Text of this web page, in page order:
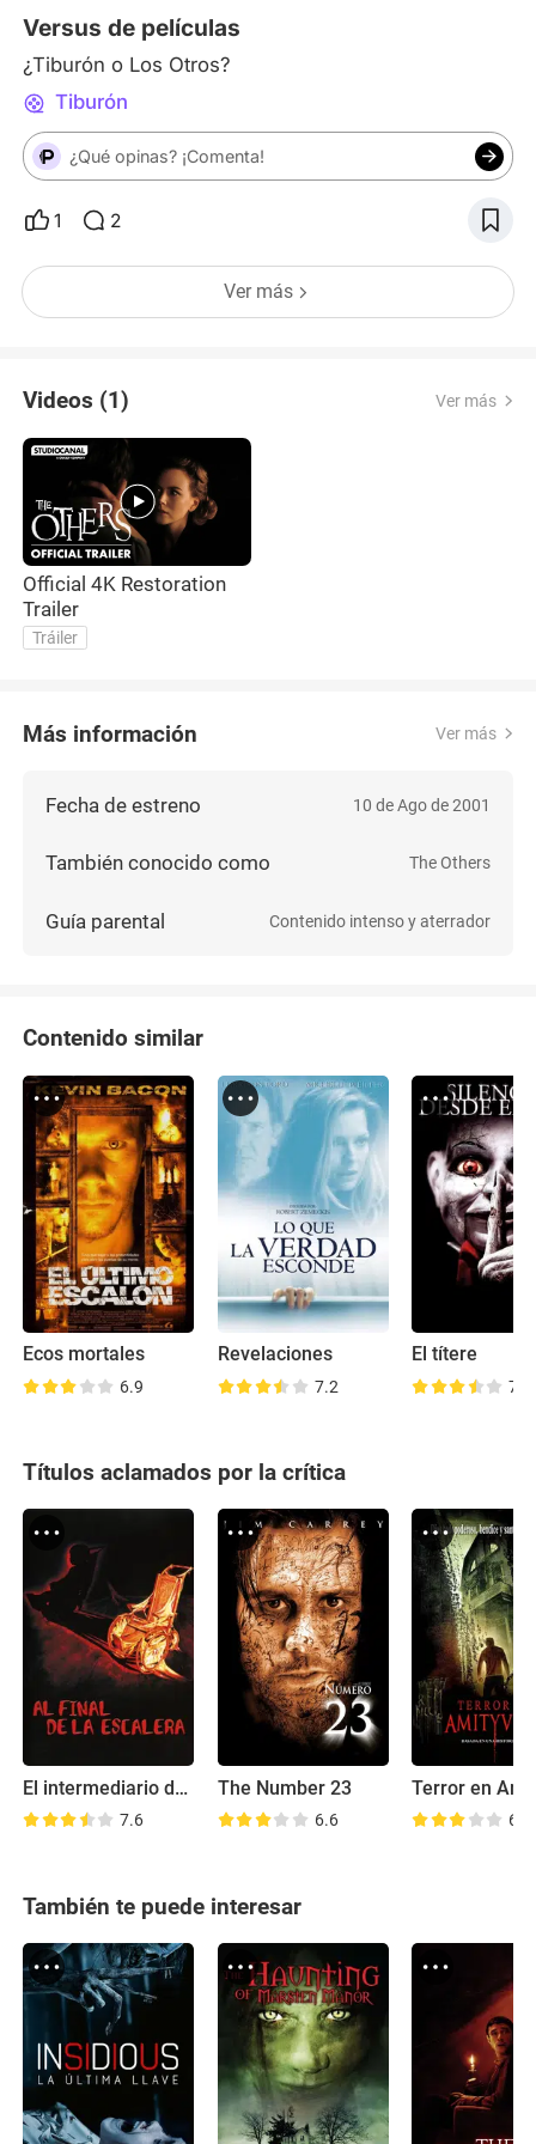
Versus de películas
¿Tiburón o Los Otros?
Tiburón
¿Qué opinas? ¡Comenta!
1 2
Ver más
Videos (1) Ver más
Official 4K Restoration
Trailer
Tráiler
Más información Ver más
Fecha de estreno 10 de Ago de 2001
También conocido como The Others
Guía parental Contenido intenso y aterrador
Contenido similar
Ecos mortales
6.9
Revelaciones
7.2
El títere
7.1
Títulos aclamados por la crítica
El intermediario del diablo
7.6
The Number 23
6.6
Terror en
6.6
También te puede interesar